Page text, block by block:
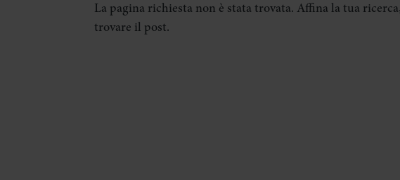
La pagina richiesta non è stata trovata. Affina la tua
trovare il post.